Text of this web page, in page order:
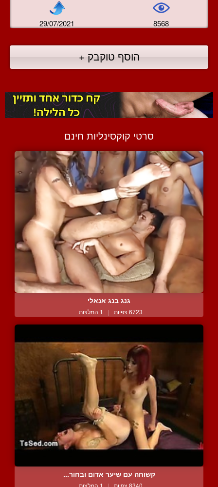
29/07/2021 8568
הוסף טוקבק +
סרטי קוקסינליות חינם
גנג בנג אנאלי
6723 צפיות | 1 המלצות
קשוחה עם שיער אדום ובחור...
8340 צפיות | 1 המלצות